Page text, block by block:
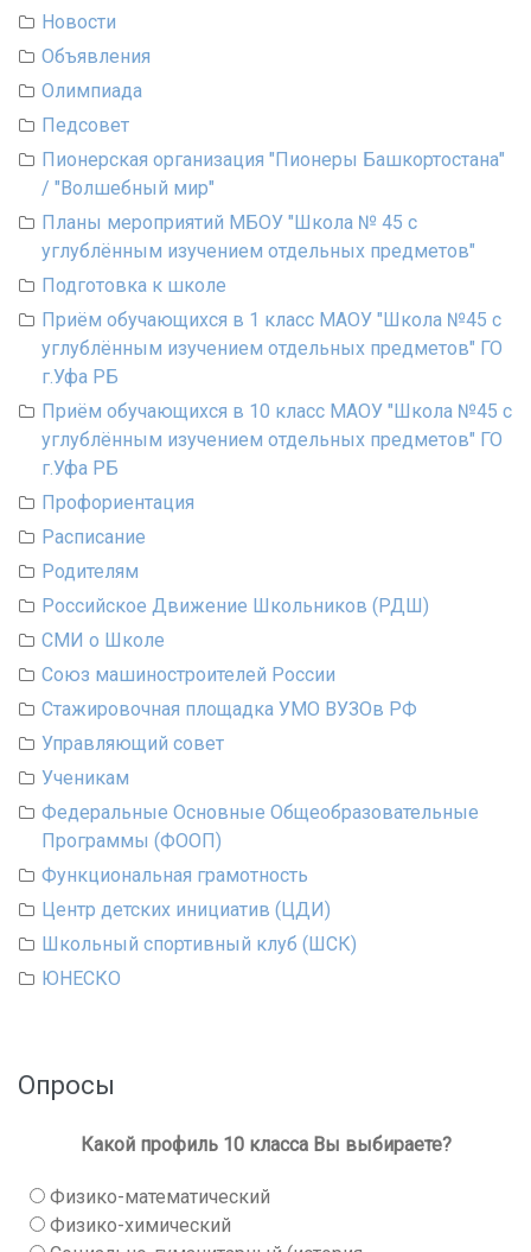
Новости
Объявления
Олимпиада
Педсовет
Пионерская организация "Пионеры Башкортостана"
/ "Волшебный мир"
Планы мероприятий МБОУ "Школа № 45 с
углублённым изучением отдельных предметов"
Подготовка к школе
Приём обучающихся в 1 класс МАОУ "Школа №45 с
углублённым изучением отдельных предметов" ГО
г.Уфа РБ
Приём обучающихся в 10 класс МАОУ "Школа №45 с
углублённым изучением отдельных предметов" ГО
г.Уфа РБ
Профориентация
Расписание
Родителям
Российское Движение Школьников (РДШ)
СМИ о Школе
Союз машиностроителей России
Стажировочная площадка УМО ВУЗОв РФ
Управляющий совет
Ученикам
Федеральные Основные Общеобразовательные
Программы (ФООП)
Функциональная грамотность
Центр детских инициатив (ЦДИ)
Школьный спортивный клуб (ШСК)
ЮНЕСКО
Опросы
Какой профиль 10 класса Вы выбираете?
Физико-математический
Физико-химический